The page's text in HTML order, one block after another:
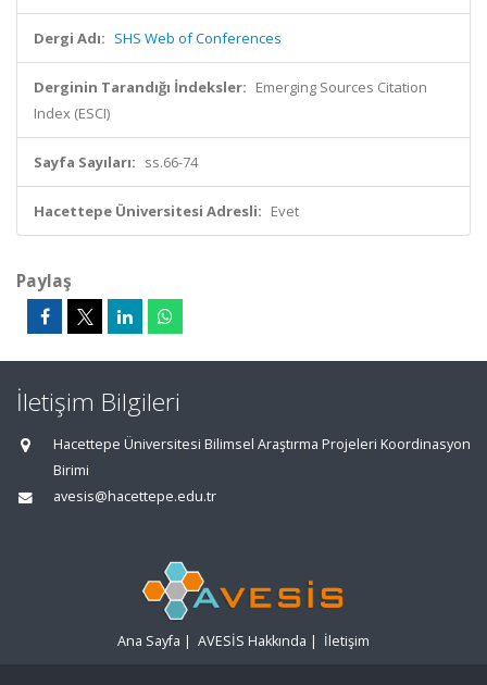
Dergi Adı: SHS Web of Conferences
Derginin Tarandığı İndeksler: Emerging Sources Citation
Index (ESCI)
Sayfa Sayıları: ss.66-74
Hacettepe Üniversitesi Adresli: Evet
Paylaş
İletişim Bilgileri
Hacettepe Üniversitesi Bilimsel Araştırma Projeleri Koordinasyon
Birimi
avesis@hacettepe.edu.tr
Ana Sayfa | AVESİS Hakkında | İletişim